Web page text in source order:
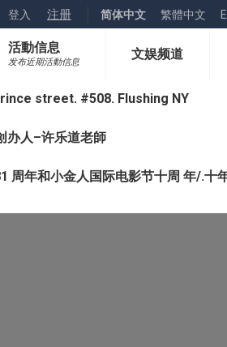
登入 注册 简体中文 繁體中文
活動信息
发布近期活動信息
文娱频道
street. #508. Flushing NY
办人–许乐道老師
周年和小金人国际电影节十周 年/.十